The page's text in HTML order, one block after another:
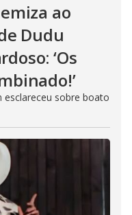
ao
Dudu
‘Os
esclareceu sobre boato